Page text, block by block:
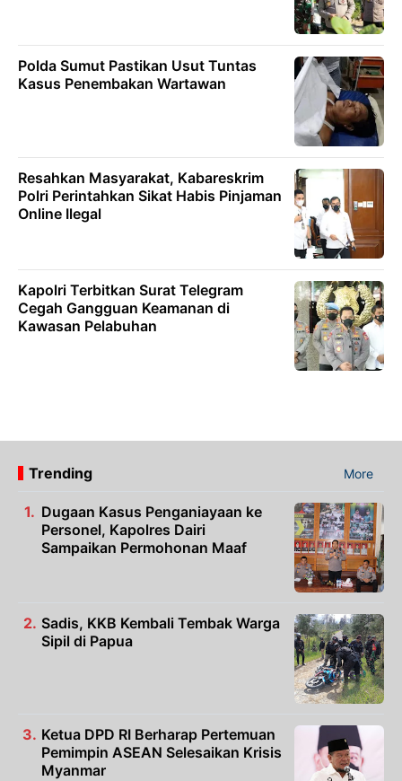
Polda Sumut Pastikan Usut Tuntas
Kasus Penembakan Wartawan
Resahkan Masyarakat, Kabareskrim
Polri Perintahkan Sikat Habis Pinjaman
Online Ilegal
Kapolri Terbitkan Surat Telegram
Cegah Gangguan Keamanan di
Kawasan Pelabuhan
Trending More
Dugaan Kasus Penganiayaan ke
Personel, Kapolres Dairi
Sampaikan Permohonan Maaf
Sadis, KKB Kembali Tembak Warga
Sipil di Papua
Ketua DPD RI Berharap Pertemuan
Pemimpin ASEAN Selesaikan Krisis
Myanmar